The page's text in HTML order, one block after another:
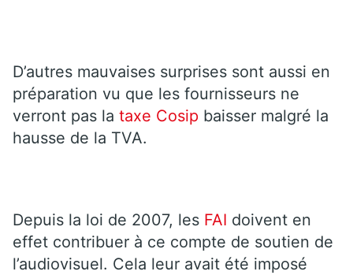
D’autres mauvaises surprises sont aussi en
préparation vu que les fournisseurs ne
verront pas la taxe Cosip baisser malgré la
hausse de la TVA.
Depuis la loi de 2007, les FAI doivent en
effet contribuer à ce compte de soutien de
l’audiovisuel. Cela leur avait été imposé